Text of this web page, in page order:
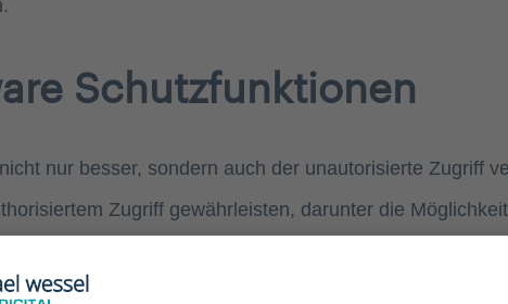
Schutzfunktionen
nur besser, sondern auch der unautorisierte Zugriff
Zugriff gewährleisten, darunter die
. Zudem bietet